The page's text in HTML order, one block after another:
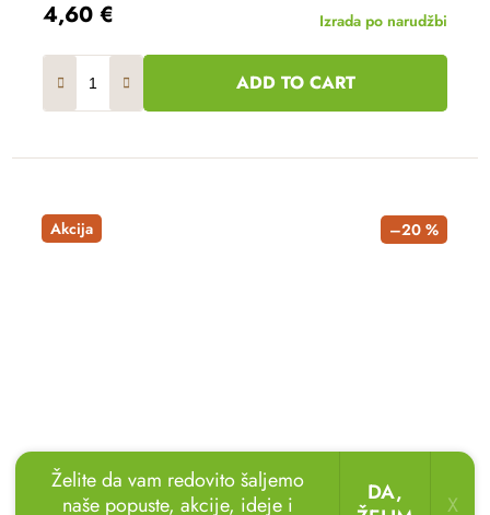
4,60 €
Izrada po narudžbi
ADD TO CART
Akcija –20 %
Želite da vam redovito šaljemo
naše popuste, akcije, ideje i
DA,
X